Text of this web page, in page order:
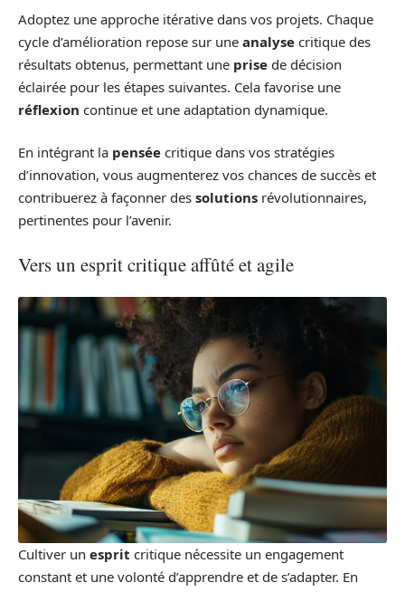
Adoptez une approche itérative dans vos projets. Chaque
cycle d’amélioration repose sur une analyse critique des
résultats obtenus, permettant une prise de décision
éclairée pour les étapes suivantes. Cela favorise une
réflexion continue et une adaptation dynamique.
En intégrant la pensée critique dans vos stratégies
d’innovation, vous augmenterez vos chances de succès et
contribuerez à façonner des solutions révolutionnaires,
pertinentes pour l’avenir.
Vers un esprit critique affûté et agile
Cultiver un esprit critique nécessite un engagement
constant et une volonté d’apprendre et de s’adapter. En